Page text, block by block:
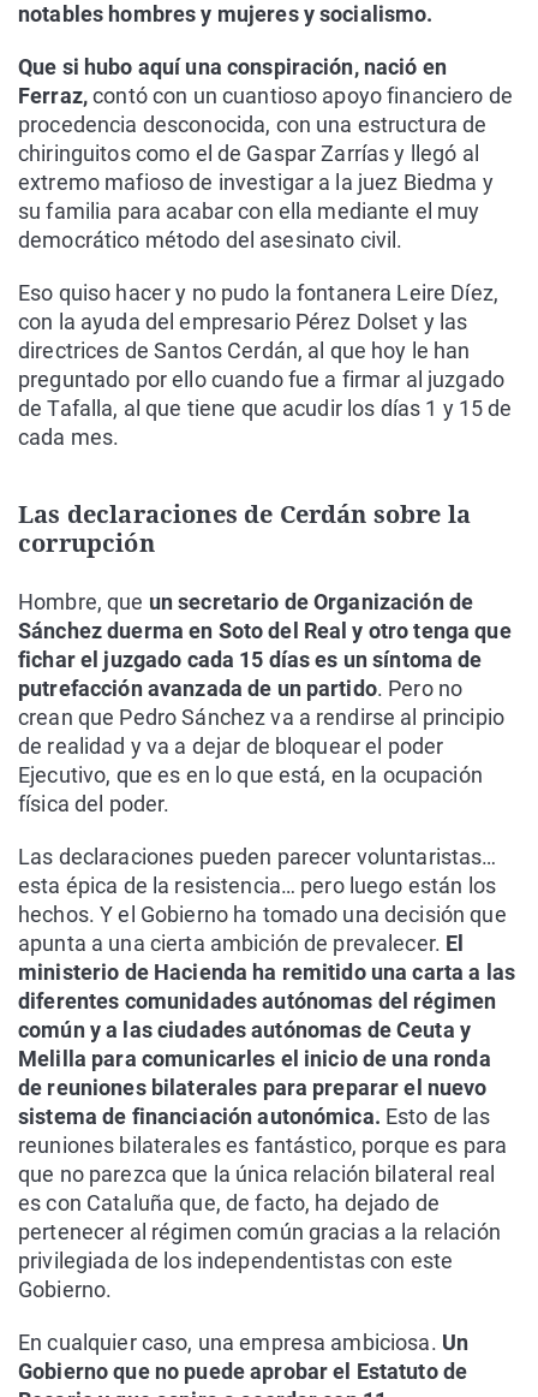
notables hombres y mujeres y socialismo.
Que si hubo aquí una conspiración, nació en
Ferraz,contó con un cuantioso apoyo financiero de
procedencia desconocida, con una estructura de
chiringuitos como el de Gaspar Zarrías y llegó al
extremo mafioso de investigar a la juez Biedma y
su familia para acabar con ella mediante el muy
democrático método del asesinato civil.
Eso quiso hacer y no pudo la fontanera Leire Díez,
con la ayuda del empresario Pérez Dolset y las
directrices de Santos Cerdán, al que hoy le han
preguntado por ello cuando fue a firmar al juzgado
de Tafalla, al que tiene que acudir los días 1 y 15 de
cada mes.
Las declaraciones de Cerdán sobre la
corrupción
Hombre, que un secretario de Organización de
Sánchez duerma en Soto del Real y otro tenga que
fichar el juzgado cada 15 días es un síntoma de
putrefacción avanzada de un partido. Pero no
crean que Pedro Sánchez va a rendirse al principio
de realidad y va a dejar de bloquear el poder
Ejecutivo, que es en lo que está, en la ocupación
física del poder.
Las declaraciones pueden parecer voluntaristas…
esta épica de la resistencia… pero luego están los
hechos. Y el Gobierno ha tomado una decisión que
apunta a una cierta ambición de prevalecer. El
ministerio de Hacienda ha remitido una carta a las
diferentes comunidades autónomas del régimen
común y a las ciudades autónomas de Ceuta y
Melilla para comunicarles el inicio de una ronda
de reuniones bilaterales para preparar el nuevo
sistema de financiación autonómica. Esto de las
reuniones bilaterales es fantástico, porque es para
que no parezca que la única relación bilateral real
es con Cataluña que, de facto, ha dejado de
pertenecer al régimen común gracias a la relación
privilegiada de los independentistas con este
Gobierno.
En cualquier caso, una empresa ambiciosa. Un
Gobierno que no puede aprobar el Estatuto de